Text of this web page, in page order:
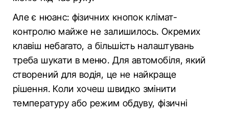
Але є нюанс: фізичних кнопок клімат-
контролю майже не залишилось. Окремих
клавіш небагато, а більшість налаштувань
треба шукати в меню. Для автомобіля, який
створений для водія, це не найкраще
рішення. Коли хочеш швидко змінити
температуру або режим обдуву, фізичні